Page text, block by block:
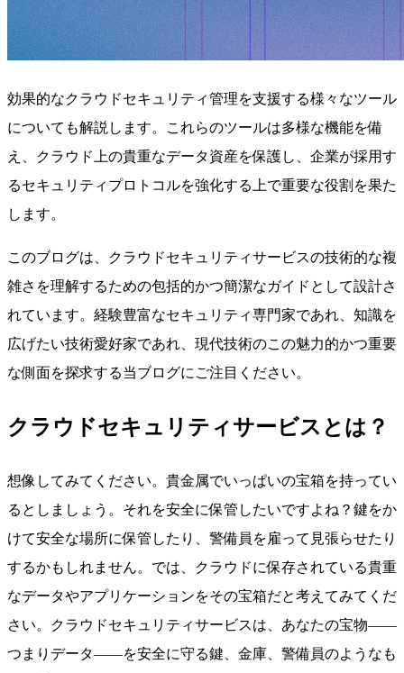
効果的なクラウドセキュリティ管理を支援する様々なツール
についても解説します。これらのツールは多様な機能を備
え、クラウド上の貴重なデータ資産を保護し、企業が採用す
るセキュリティプロトコルを強化する上で重要な役割を果た
します。
このブログは、クラウドセキュリティサービスの技術的な複
雑さを理解するための包括的かつ簡潔なガイドとして設計さ
れています。経験豊富なセキュリティ専門家であれ、知識を
広げたい技術愛好家であれ、現代技術のこの魅力的かつ重要
な側面を探求する当ブログにご注目ください。
クラウドセキュリティサービスとは？
想像してみてください。貴金属でいっぱいの宝箱を持ってい
るとしましょう。それを安全に保管したいですよね？鍵をか
けて安全な場所に保管したり、警備員を雇って見張らせたり
するかもしれません。では、クラウドに保存されている貴重
なデータやアプリケーションをその宝箱だと考えてみてくだ
さい。クラウドセキュリティサービスは、あなたの宝物——
つまりデータ——を安全に守る鍵、金庫、警備員のようなも